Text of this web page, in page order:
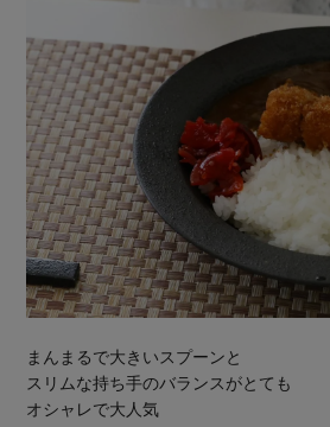
まんまるで大きいスプーンと
スリムな持ち手のバランスがとても
オシャレで大人気